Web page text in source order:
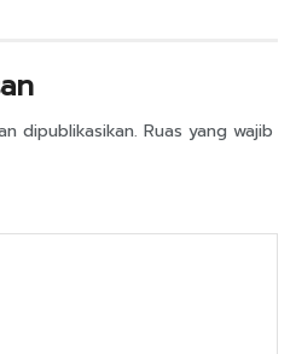
dipublikasikan. Ruas yang wajib